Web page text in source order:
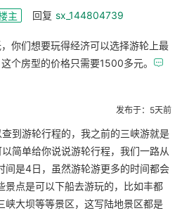
主 回复 sx_144804739
你们想要玩得经济可以选择游轮上最
个房型的价格只需要1500多元。 
发布于：5天前
到游轮行程的，我之前的三峡游就是
简单给你说说游轮行程，我们一路从
间是4日，虽然游轮游更多的时间都会
景点是可以下船去游玩的，比如丰都
峡大坝等等景区，这写陆地景区都是